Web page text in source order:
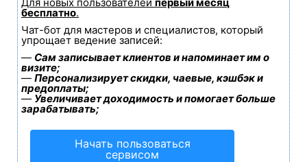
бесплатно.
Чат-бот для мастеров и специалистов, который
упрощает ведение записей:
— Сам записывает клиентов и напоминает им о
визите;
— Персонализирует скидки, чаевые, кэшбэк и
предоплаты;
— Увеличивает доходимость и помогает больше
зарабатывать;
Начать пользоваться
сервисом